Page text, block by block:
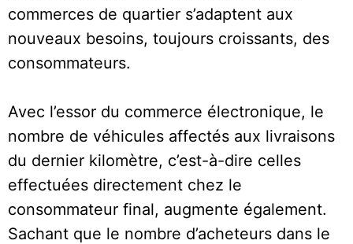
commerces de quartier s’adaptent aux
nouveaux besoins, toujours croissants, des
consommateurs.
Avec l’essor du commerce électronique, le
nombre de véhicules affectés aux livraisons
du dernier kilomètre, c’est-à-dire celles
effectuées directement chez le
consommateur final, augmente également.
Sachant que le nombre d’acheteurs dans le